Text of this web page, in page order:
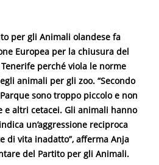
per gli Animali olandese fa
Europea per la chiusura del
Tenerife perché viola le norme
animali per gli zoo. “Secondo
sono troppo piccolo e non
e altri cetacei. Gli animali hanno
un’aggressione reciproca
di vita inadatto”, afferma Anja
del Partito per gli Animali.